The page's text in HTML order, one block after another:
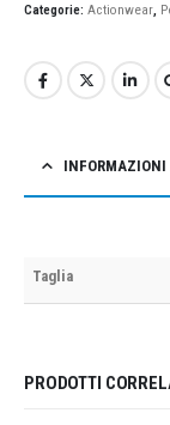
Categorie: Actionwear,
Taglia
PRODOTTI